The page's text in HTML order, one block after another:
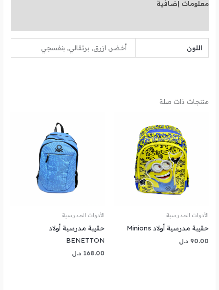
معلومات إضافية
اللون أخضر, ازرق, برتقالي, بنفسجي
منتجات ذات صلة
الأدوات المدرسية
حقيبة مدرسية أولاد Minions
90.00 د.ل
الأدوات المدرسية
حقيبة مدرسية أولاد
BENETTON
168.00 د.ل